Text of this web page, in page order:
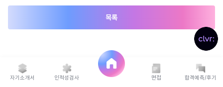
목록
자기소개서 인적성검사 면접 합격예측/후기